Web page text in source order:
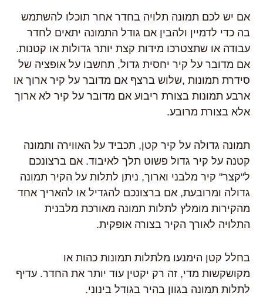
אם יש לכם תמונה תלויה בחדר אחר תוכלו להשתמש
בה כדי לדמיין ולהבין אם גודל התמונה יתאים לחדר
עבודה או שתצטרכו מידות קצת יותר גדולות או קטנות.
אם מדובר על קיר יחסית גדול, תחשבו על אופציה של
סידרת תמונות ,שלוש ברצף אם מדובר על קיר ארוך או
ארבע תמונות בצורת ריבוע אם מדובר על קיר לא ארוך
אלא בצורת מרובע.
תמונה גדולה על קיר קטן, תכביד על האווירה ותמונה
קטנה על קיר גדול פשוט תלך לאיבוד. אם ברצונכם
ל"קצר" קיר מלבני וארוך, ניתן לתלות על הקיר תמונה
גדולה ומרובעת, אם ברצונכם להגדיל או להאריך אחד
מהקירות מומלץ לתלות תמונה מאורכת מלבנית
התלויה לאורך הקיר בצורה אופקית.
בחלל קטן הימנעו מלתלות תמונות כהות או
מקושקשות מדי, זה רק יקטין עוד יותר את החדר. עדיף
לתלות תמונה בגוון בהיר בגודל בינוני.